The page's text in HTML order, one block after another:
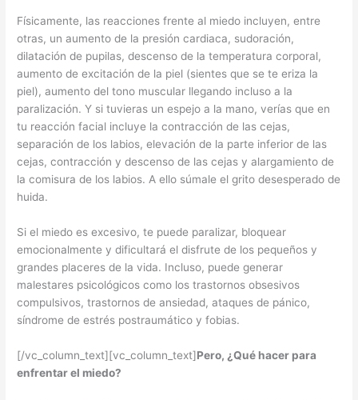
Físicamente, las reacciones frente al miedo incluyen, entre
otras, un aumento de la presión cardiaca, sudoración,
dilatación de pupilas, descenso de la temperatura corporal,
aumento de excitación de la piel (sientes que se te eriza la
piel), aumento del tono muscular llegando incluso a la
paralización. Y si tuvieras un espejo a la mano, verías que en
tu reacción facial incluye la contracción de las cejas,
separación de los labios, elevación de la parte inferior de las
cejas, contracción y descenso de las cejas y alargamiento de
la comisura de los labios. A ello súmale el grito desesperado de
huida.
Si el miedo es excesivo, te puede paralizar, bloquear
emocionalmente y dificultará el disfrute de los pequeños y
grandes placeres de la vida. Incluso, puede generar
malestares psicológicos como los trastornos obsesivos
compulsivos, trastornos de ansiedad, ataques de pánico,
síndrome de estrés postraumático y fobias.
[/vc_column_text][vc_column_text]Pero, ¿Qué hacer para
enfrentar el miedo?